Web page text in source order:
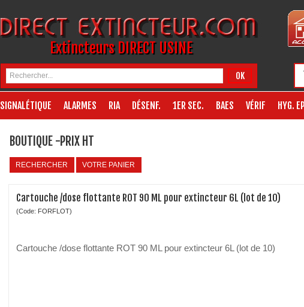
Extincteurs DIRECT USINE
OK
SIGNALÉTIQUE ALARMES RIA DÉSENF. 1ER SEC. BAES VÉRIF HYG.
BOUTIQUE -PRIX HT
RECHERCHER VOTRE PANIER
Cartouche /dose flottante ROT 90 ML pour extincteur 6L (lot de 10)
(Code: FORFLOT)
Cartouche /dose flottante ROT 90 ML pour extincteur 6L (lot de 10)